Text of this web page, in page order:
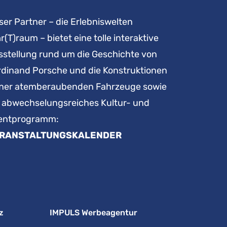
Partner – die Erlebniswelten
– bietet eine tolle interaktive
rund um die Geschichte von
Porsche und die Konstruktionen
atemberaubenden Fahrzeuge sowie
abwechselungsreiches Kultur- und
IMPULS Werbeagentur